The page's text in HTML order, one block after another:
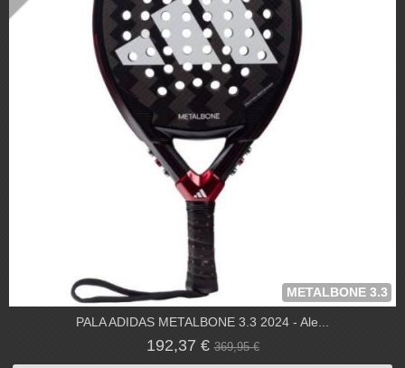
METALBONE 3.3
PALA ADIDAS METALBONE 3.3 2024 - Ale...
192,37 €369,95 €